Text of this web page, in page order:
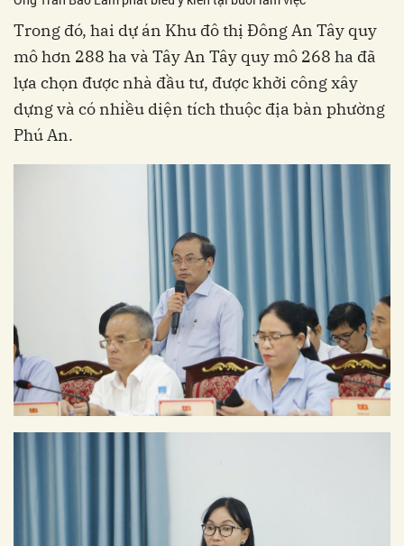
Trong đó, hai dự án Khu đô thị Đông An Tây quy
mô hơn 288 ha và Tây An Tây quy mô 268 ha đã
lựa chọn được nhà đầu tư, được khởi công xây
dựng và có nhiều diện tích thuộc địa bàn phường
Phú An.